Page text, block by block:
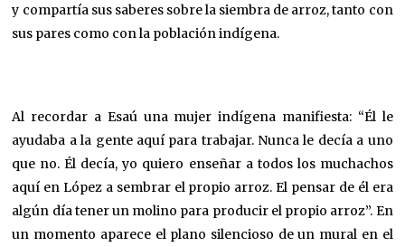
y compartía sus saberes sobre la siembra de arroz, tanto con
sus pares como con la población indígena.
Al recordar a Esaú una mujer indígena manifiesta: “Él le
ayudaba a la gente aquí para trabajar. Nunca le decía a uno
que no. Él decía, yo quiero enseñar a todos los muchachos
aquí en López a sembrar el propio arroz. El pensar de él era
algún día tener un molino para producir el propio arroz”. En
un momento aparece el plano silencioso de un mural en el